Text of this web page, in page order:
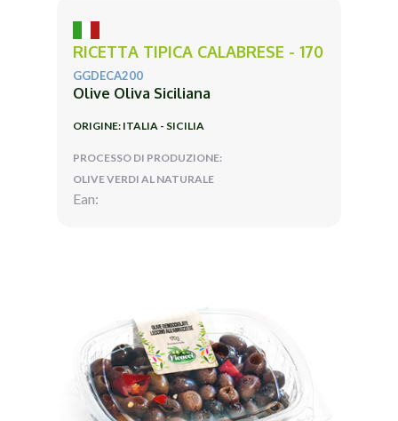
RICETTA TIPICA CALABRESE - 170
GGDECA200
Olive Oliva Siciliana
ORIGINE: ITALIA - SICILIA
PROCESSO DI PRODUZIONE:
OLIVE VERDI AL NATURALE
Ean: